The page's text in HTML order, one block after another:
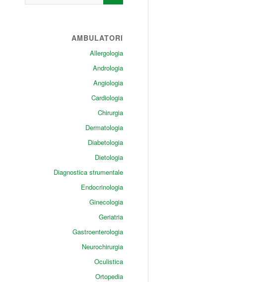
AMBULATORI
Allergologia
Andrologia
Angiologia
Cardiologia
Chirurgia
Dermatologia
Diabetologia
Dietologia
Diagnostica strumentale
Endocrinologia
Ginecologia
Geriatria
Gastroenterologia
Neurochirurgia
Oculistica
Ortopedia